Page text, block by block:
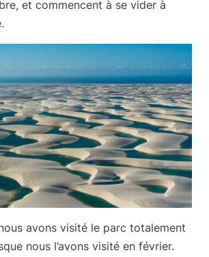
et commencent à se vider à
avons visité le parc totalement
nous l’avons visité en février.